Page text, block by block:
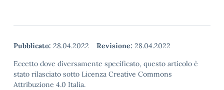
Pubblicato: 28.04.2022 - Revisione: 28.04.2022
Eccetto dove diversamente specificato, questo articolo è
stato rilasciato sotto Licenza Creative Commons
Attribuzione 4.0 Italia.